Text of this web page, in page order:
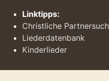
Linktipps:
Christliche
Liederdatenbank
Kinderlieder